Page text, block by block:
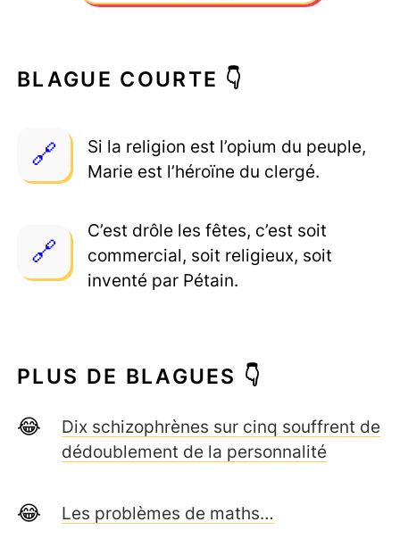
BLAGUE COURTE 👇
Si la religion est l’opium du peuple,
Marie est l’héroïne du clergé.
C’est drôle les fêtes, c’est soit
commercial, soit religieux, soit
inventé par Pétain.
PLUS DE BLAGUES 👇
Dix schizophrènes sur cinq souffrent de
dédoublement de la personnalité
Les problèmes de maths…